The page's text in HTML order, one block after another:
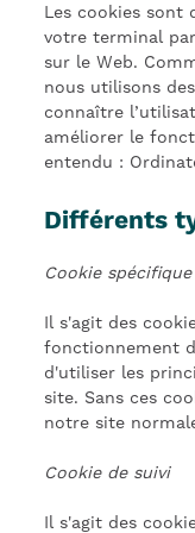
Les cookies sont
votre terminal
sur le Web.
nous utilisons
connaître
améliorer le
entendu :
Différents
Cookie
Il s'agit des
fonctionnement
d'utiliser les
site. Sans ces
notre site
Cookie de suivi
Il s'agit des